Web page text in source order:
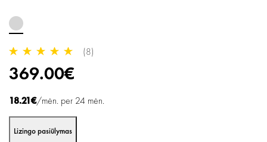
(8)
369.00€
18.21€/mėn. per 24 mėn.
Lizingo pasiūlymas